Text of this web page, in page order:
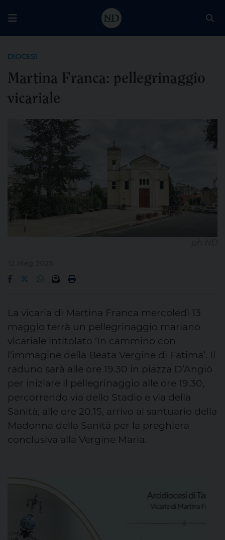
DIOCESI
Martina Franca: pellegrinaggio
vicariale
La vicaria di Martina Franca mercoledì 13
maggio terrà un pellegrinaggio mariano
vicariale intitolato ‘In cammino con
l’immagine della Beata Vergine di Fatima’. Il
raduno sarà alle ore 19.30 in piazza D’Angiò
per iniziare il pellegrinaggio alle ore 19.30,
percorrendo via dello Stadio e via della
Sanità; alle ore 20.15, arrivo al santuario della
Madonna della Sanità per la preghiera
conclusiva alla Vergine Maria.